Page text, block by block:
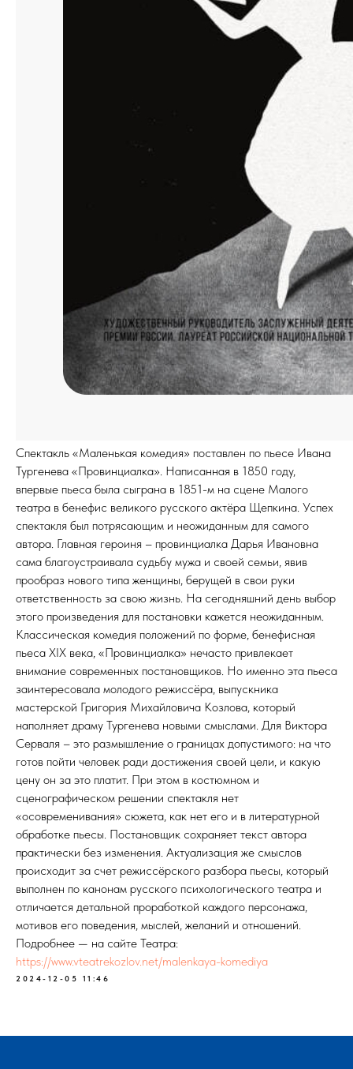
Спектакль «Маленькая комедия» поставлен по пьесе Ивана
Тургенева «Провинциалка». Написанная в 1850 году,
впервые пьеса была сыграна в 1851-м на сцене Малого
театра в бенефис великого русского актёра Щепкина. Успех
спектакля был потрясающим и неожиданным для самого
автора. Главная героиня – провинциалка Дарья Ивановна
сама благоустраивала судьбу мужа и своей семьи, явив
прообраз нового типа женщины, берущей в свои руки
ответственность за свою жизнь. На сегодняшний день выбор
этого произведения для постановки кажется неожиданным.
Классическая комедия положений по форме, бенефисная
пьеса ХIХ века, «Провинциалка» нечасто привлекает
внимание современных постановщиков. Но именно эта пьеса
заинтересовала молодого режиссёра, выпускника
мастерской Григория Михайловича Козлова, который
наполняет драму Тургенева новыми смыслами. Для Виктора
Серваля – это размышление о границах допустимого: на что
готов пойти человек ради достижения своей цели, и какую
цену он за это платит. При этом в костюмном и
сценографическом решении спектакля нет
«осовременивания» сюжета, как нет его и в литературной
обработке пьесы. Постановщик сохраняет текст автора
практически без изменения. Актуализация же смыслов
происходит за счет режиссёрского разбора пьесы, который
выполнен по канонам русского психологического театра и
отличается детальной проработкой каждого персонажа,
мотивов его поведения, мыслей, желаний и отношений.
Подробнее — на сайте Театра:
https://www.vteatrekozlov.net/malenkaya-komediya
2024-12-05 11:46